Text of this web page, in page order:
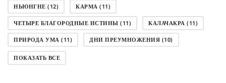
НЬЮНГНЕ (12) КАРМА (11)
ЧЕТЫРЕ БЛАГОРОДНЫЕ ИСТИНЫ (11) КАЛАЧАКРА (11)
ПРИРОДА УМА (11) ДНИ ПРЕУМНОЖЕНИЯ (10)
СОВЕТ(10)
ПОКАЗАТЬ ВСЕ